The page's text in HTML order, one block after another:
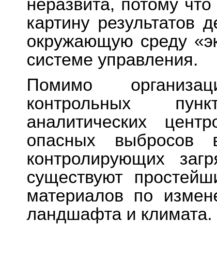
неразвита, потому
картину результатов
окружающую среду
системе управления.
Помимо
контрольных
аналитических
опасных
контролирующих
существуют
материалов по
ландшафта и климата.